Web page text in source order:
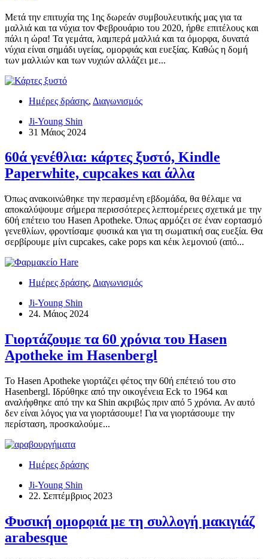
Μετά την επιτυχία της 1ης δωρεάν συμβουλευτικής μας για τα
μαλλιά και τα νύχια τον Φεβρουάριο του 2020, ήρθε επιτέλους και
πάλι η ώρα! Τα γεμάτα, λαμπερά μαλλιά και τα όμορφα, δυνατά
νύχια είναι σημάδι υγείας, ομορφιάς και ευεξίας. Καθώς η δομή
των μαλλιών και των νυχιών αλλάζει με...
Ημέρες δράσης, Διαγωνισμός
Ji-Young Shin
31 Μάιος 2024
60ά γενέθλια: κάρτες ξυστό, Kindle
Paperwhite, cupcakes και άλλα
Όπως ανακοινώθηκε την περασμένη εβδομάδα, θα θέλαμε να
αποκαλύψουμε σήμερα περισσότερες λεπτομέρειες σχετικά με την
60ή επέτειο του Hasen Apotheke. Όπως αρμόζει σε έναν εορτασμό
γενεθλίων, φροντίσαμε φυσικά και για τη σωματική σας ευεξία. Θα
σερβίρουμε μίνι cupcakes, cake pops και κέικ λεμονιού (από...
Ημέρες δράσης, Διαγωνισμός
Ji-Young Shin
24. Μάιος 2024
Γιορτάζουμε τα 60 χρόνια του Hasen
Apotheke im Hasenbergl
Το Hasen Apotheke γιορτάζει φέτος την 60ή επέτειό του στο
Hasenbergl. Ιδρύθηκε από την οικογένεια Eck το 1964 και
αναλήφθηκε από την κα Shin ακριβώς πριν από 5 χρόνια. Αν αυτό
δεν είναι λόγος για να γιορτάσουμε! Για να γιορτάσουμε την
περίσταση, προσκαλούμε...
Ημέρες δράσης
Ji-Young Shin
22. Σεπτέμβριος 2023
Φυσική ομορφιά με τη συλλογή μακιγιάζ
arabesque